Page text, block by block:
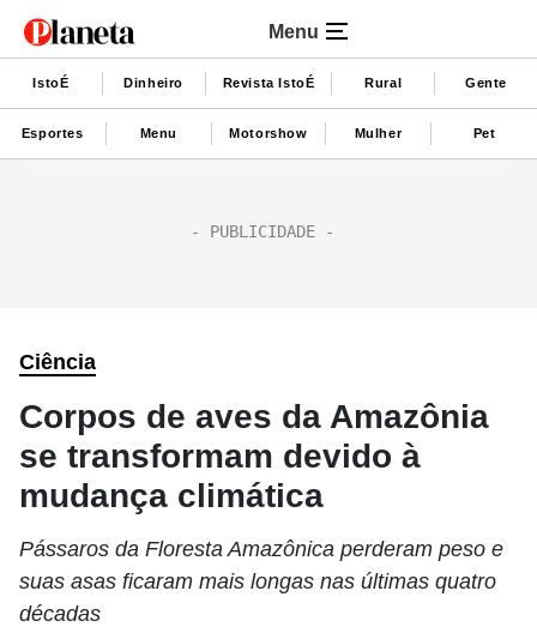
Menu
IstoÉ Dinheiro Revista IstoÉ Rural Gente
Esportes Menu Motorshow Mulher Pet
Ciência
Corpos de aves da Amazônia
se transformam devido à
mudança climática
Pássaros da Floresta Amazônica perderam peso e
suas asas ficaram mais longas nas últimas quatro
décadas